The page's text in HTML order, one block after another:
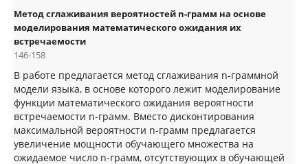
Метод сглаживания вероятностей n-грамм на основе
моделирования математического ожидания их
встречаемости
146-158
В работе предлагается метод сглаживания n-граммной
модели языка, в основе которого лежит моделирование
функции математического ожидания вероятности
встречаемости n-грамм. Вместо дисконтирования
максимальной вероятности n-грамм предлагается
увеличение мощности обучающего множества на
ожидаемое число n-грамм, отсутствующих в обучающей